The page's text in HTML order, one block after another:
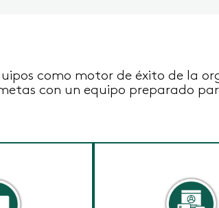
como motor de éxito de la
con un equipo preparado